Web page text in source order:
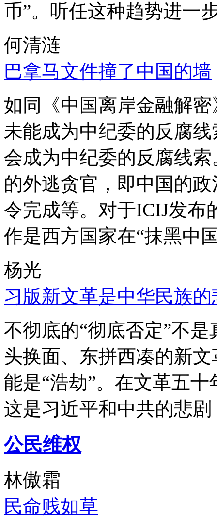
币”。听任这种趋势进一
何清涟
巴拿马文件撞了中国的墙
如同《中国离岸金融解
未能成为中纪委的反腐
会成为中纪委的反腐线
的外逃贪官，即中国的
令完成等。对于ICIJ发布
作是西方国家在“抹黑中
杨光
习版新文革是中华民族的
不彻底的“彻底否定”不
头换面、东拼西凑的新
能是“浩劫”。在文革五
这是习近平和中共的悲
公民维权
林傲霜
民命贱如草